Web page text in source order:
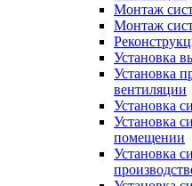
Монтаж
Монтаж
Установка
Установка
вентиляции
Установка
Установка
помещении
Установка